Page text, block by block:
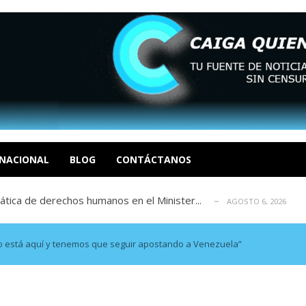
BLOG CONTÁCTANOS
un mercado impulsado por el auge de... AGOSTO 6, 2026
en La Guaira que hasta ahora no había ... AGOSTO 6, 2026
las elecciones libres en Vene...
está aquí y tenemos que seguir apostando a Venezuela”